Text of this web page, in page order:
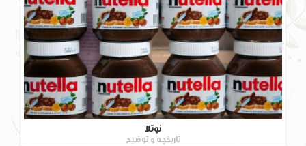
نوتلا
تاریخچه و توضیح